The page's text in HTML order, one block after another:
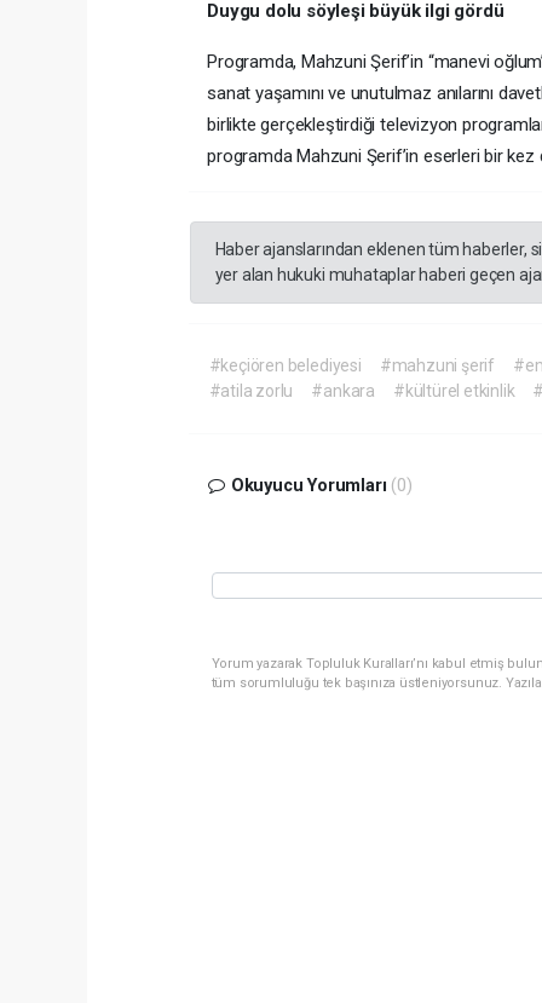
Duygu dolu söyleşi büyük ilgi gördü
Programda, Mahzuni Şerif’in “manevi
sanat yaşamını ve unutulmaz anılarını
birlikte gerçekleştirdiği televizyon
programda Mahzuni Şerif’in eserleri bir kez
Haber ajanslarından eklenen tüm haberler,
yer alan hukuki muhataplar haberi geçen
#keçiören belediyesi #mahzuni şerif
#atila zorlu
#ankara #kültürel etkinlik
Okuyucu Yorumları (0)
Yorum yazarak Topluluk Kuralları’nı kabul etmiş
tüm sorumluluğu tek başınıza üstleniyorsunuz.